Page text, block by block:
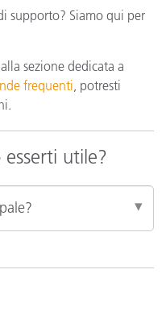
supporto? Siamo qui per
sezione dedicata a
frequenti, potresti
utile?